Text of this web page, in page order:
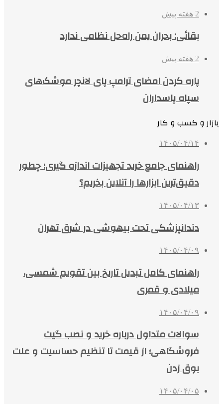
2 هفته پیش
بقائی: بحران یمن راه‌حل نظامی ندارد
2 هفته پیش
پاره کردن امضای ترامپ پای لانچر موشک‌های
سپاه پاسداران
بازار و کسب و کار
۱۴۰۵/۰۴/۱۴
راهنمای جامع خرید تجهیزات اندازه گیری؛ چطور
دقیق‌ترین ابزارها را آنلاین بخریم؟
۱۴۰۵/۰۴/۱۳
دندانپزشکی تحت بیهوشی در شرق تهران
۱۴۰۵/۰۴/۰۹
راهنمای کامل تبدیل تاریخ بین تقویم شمسی،
میلادی و قمری
۱۴۰۵/۰۴/۰۹
سوالات متداول درباره خرید و نصب گیت
فروشگاهی؛ از قیمت تا تنظیم حساسیت و علت
بوق زدن
۱۴۰۵/۰۴/۰۵